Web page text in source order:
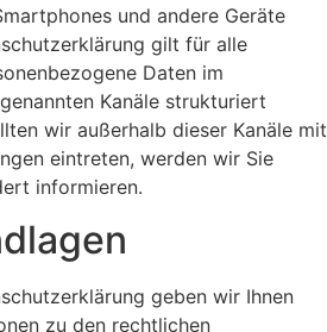
und andere Geräte
gilt für alle
Daten im
Kanäle strukturiert
wir außerhalb dieser Kanäle mit
eintreten, werden wir Sie
informieren.
geben wir Ihnen
zu den rechtlichen